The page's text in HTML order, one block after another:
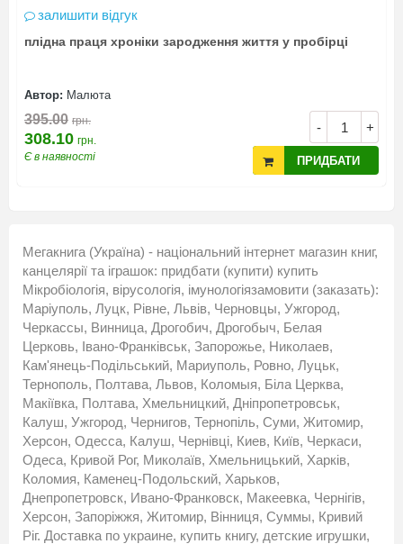
Мегакнига (Україна) - національний інтернет магазин книг,
канцелярії та іграшок: придбати (купити) купить
Мікробіологія, вірусологія, імунологіязамовити (заказать):
Маріуполь, Луцк, Рівне, Львів, Черновцы, Ужгород,
Черкассы, Винница, Дрогобич, Дрогобыч, Белая
Церковь, Івано-Франківськ, Запорожье, Николаев,
Кам'янець-Подільський, Мариуполь, Ровно, Луцьк,
Тернополь, Полтава, Львов, Коломыя, Біла Церква,
Макіївка, Полтава, Хмельницкий, Дніпропетровськ,
Калуш, Ужгород, Чернигов, Тернопіль, Суми, Житомир,
Херсон, Одесса, Калуш, Чернівці, Киев, Київ, Черкаси,
Одеса, Кривой Рог, Миколаїв, Хмельницький, Харків,
Коломия, Каменец-Подольский, Харьков,
Днепропетровск, Ивано-Франковск, Макеевка, Чернігів,
Херсон, Запоріжжя, Житомир, Вінниця, Суммы, Кривий
Ріг. Доставка по украине, купить книгу, детские игрушки,
залишити відгук
плідна праця хроніки зародження життя у пробірці
Автор: Малюта
- +
395.00 грн.
308.10 грн.
Є в наявності
ПРИДБАТИ